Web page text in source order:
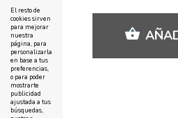
El resto de
cookies sirven
para mejorar
nuestra
página, para
personalizarla
en base a tus
preferencias,
o para poder
mostrarte
publicidad
ajustada a tus
búsquedas,